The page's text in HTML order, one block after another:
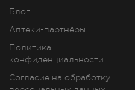
Блог
Аптеки-партнёры
Политика
конфиденциальности
Согласие на обработку